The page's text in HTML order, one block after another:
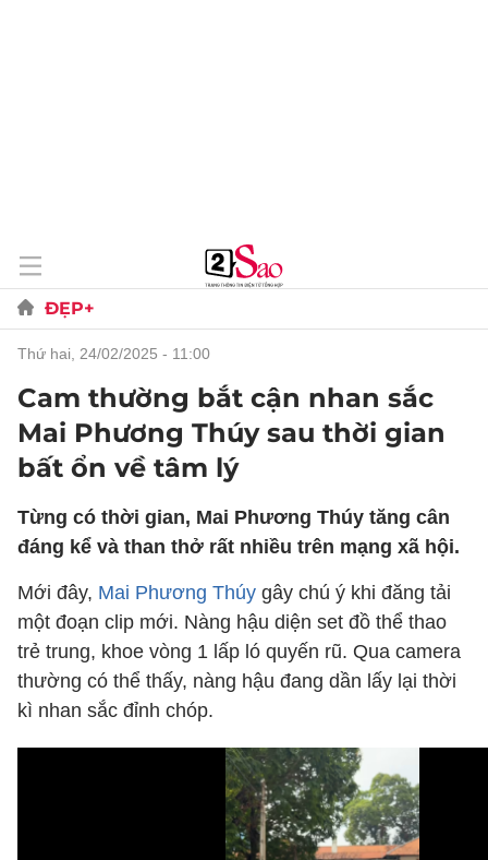
ĐẸP+
thứ hai, 24/02/2025 - 11:00
Cam thường bắt cận nhan sắc
Mai Phương Thúy sau thời gian
bất ổn về tâm lý
Từng có thời gian, Mai Phương Thúy tăng cân
đáng kể và than thở rất nhiều trên mạng xã hội.
Mới đây, Mai Phương Thúy gây chú ý khi đăng tải
một đoạn clip mới. Nàng hậu diện set đồ thể thao
trẻ trung, khoe vòng 1 lấp ló quyến rũ. Qua camera
thường có thể thấy, nàng hậu đang dần lấy lại thời
kì nhan sắc đỉnh chóp.